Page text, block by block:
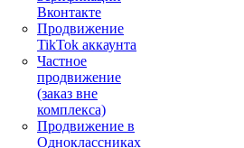
Вконтакте
Продвижение
TikTok аккаунта
Частное
продвижение
(заказ вне
комплекса)
Продвижение в
Одноклассниках